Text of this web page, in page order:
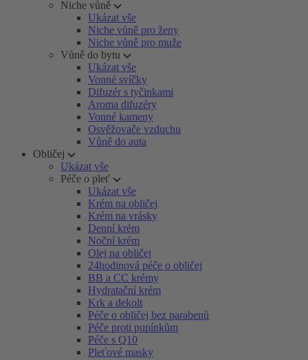
Niche vůně
Ukázat vše
Niche vůně pro ženy
Niche vůně pro muže
Vůně do bytu
Ukázat vše
Vonné svíčky
Difuzér s tyčinkami
Aroma difuzéry
Vonné kameny
Osvěžovače vzduchu
Vůně do auta
Obličej
Ukázat vše
Péče o pleť
Ukázat vše
Krém na obličej
Krém na vrásky
Denní krém
Noční krém
Olej na obličej
24hodinová péče o obličej
BB a CC krémy
Hydratační krém
Krk a dekolt
Péče o obličej bez parabenů
Péče proti pupínkům
Péče s Q10
Pleťové masky